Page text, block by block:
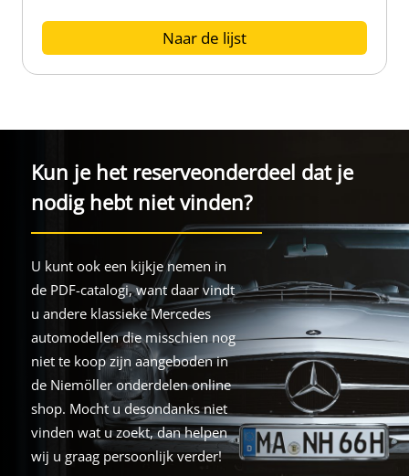
Naar de lijst
Kun je het reserveonderdeel dat je
nodig hebt niet vinden?
U kunt ook een kijkje nemen in
de PDF-catalogi, want daar vindt
u andere klassieke Mercedes
automodellen die misschien nog
niet te koop zijn aangeboden in
de Niemöller onderdelen online
shop. Mocht u desondanks niet
vinden wat u zoekt, dan helpen
wij u graag persoonlijk verder!